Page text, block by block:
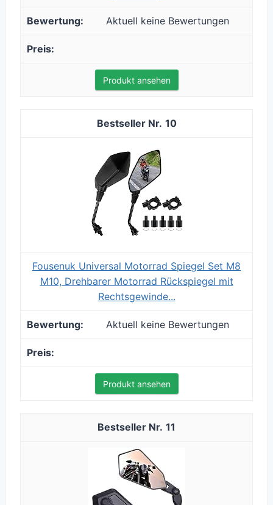
Aktuell keine Bewertungen
Produkt ansehen
10
Fousenuk Universal Motorrad Spiegel Set M8
M10, Drehbarer Motorrad Rückspiegel mit
Rechtsgewinde...
Aktuell keine Bewertungen
Produkt ansehen
11